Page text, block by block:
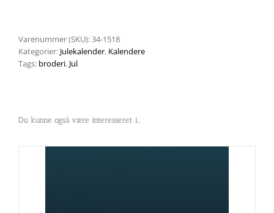
gaver
34-
1518
antal
Varenummer (SKU):34-1518
Kategorier: Julekalender, Kalendere
Tags: broderi, Jul
Du kunne også være interesseret i…